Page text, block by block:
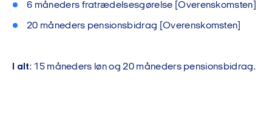
6 måneders fratrædelsesgørelse [Overenskomsten]
20 måneders pensionsbidrag [Overenskomsten]
I alt: 15 måneders løn og 20 måneders pensionsbidrag.